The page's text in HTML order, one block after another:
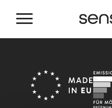
Home méridienne